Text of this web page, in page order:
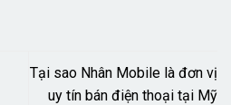
Tại sao Nhân Mobile là đơn vị
uy tín bán điện thoại tại Mỹ